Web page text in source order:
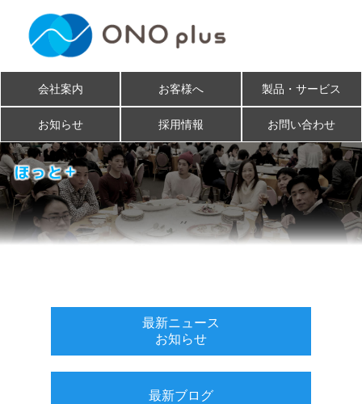
会社案内 お客様へ 製品・サービス
お知らせ 採用情報 お問い合わせ
最新ニュース
お知らせ
最新ブログ